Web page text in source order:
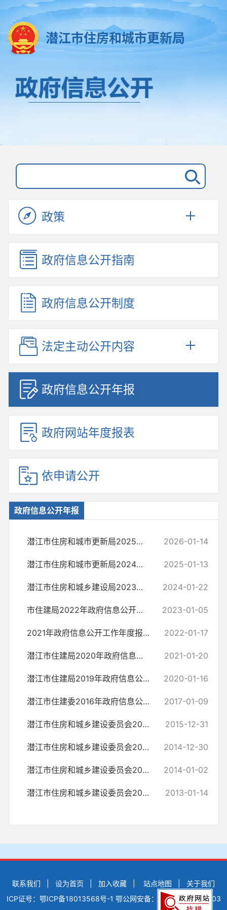
潜江市住房和城市更新局
政策
政府信息公开指南
政府信息公开制度
法定主动公开内容
政府信息公开年报
政府网站年度报表
依申请公开
政府信息公开年报
潜江市住房和城市更新局2025年政府信息公开工作年度报告 2026-01-14
潜江市住房和城市更新局2024年政府信息公开工作年度报告 2025-01-13
潜江市住房和城乡建设局2023年政府信息公开工作年度报告 2024-01-22
市住建局2022年政府信息公开工作年度报告 2023-01-05
2021年政府信息公开工作年度报告 2022-01-17
潜江市住建局2020年政府信息公开工作年度报告 2021-01-20
潜江市住建局2019年政府信息公开工作年度报告 2020-01-16
潜江市住建委2016年政府信息公开工作年度报告 2017-01-09
潜江市住房和城乡建设委员会2015信息公开工作年度报告 2015-12-31
潜江市住房和城乡建设委员会2014信息公开工作年度报告 2014-12-30
潜江市住房和城乡建设委员会2013信息公开工作年度报告 2014-01-02
潜江市住房和城乡建设委员会2012信息公开工作年度报告 2013-01-14
联系我们 设为首页 加入收藏 站点地图
关于我们
ICP证号：鄂ICP备18013568号-1 鄂公网安备：42900502000503